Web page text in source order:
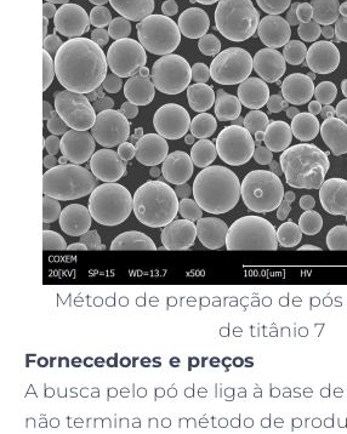
Método de preparação de pós
de titânio 7
Fornecedores e preços
A busca pelo pó de liga à base
não termina no método de